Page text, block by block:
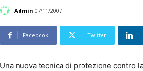
Admin 07/11/2007
Facebook Twitter
Una nuova tecnica di protezione contro